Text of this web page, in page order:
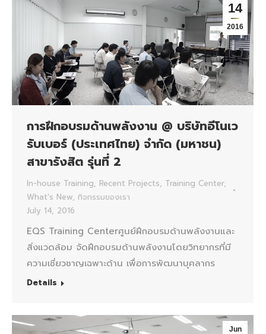
14
2016
การฝึกอบรมด้านพลังงาน @ บริษัทอีโนเว
รับเบอร์ (ประเทศไทย) จำกัด (มหาชน)
สาขารังสิต รุ่นที่ 2
In-house Training, Recent Projects, Training Center,
What's New, กิจกรรมของเรา
July 14, 2016
EQS Training Centerศูนย์ฝึกอบรมด้านพลังงานและ
สิ่งแวดล้อม จัดฝึกอบรมด้านพลังงานโดยวิทยากรที่มี
ความเชี่ยวชาญเฉพาะด้าน เพื่อการพัฒนาบุคลากร
Details
Jun